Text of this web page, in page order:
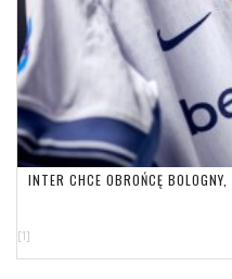
INTER CHCE OBROŃCĘ
[1]